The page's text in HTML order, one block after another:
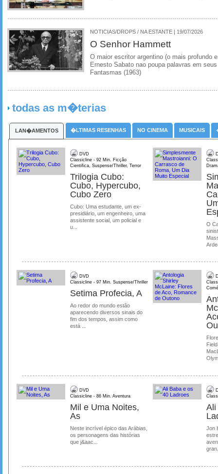
NOTICIAS/DROPS / NA ESTANTE | 19/07/2026
O Senhor Hammett
O maior escritor argentino (o mais profundo
Ernesto Sabato nao poupa palavras em
Fantasmas (1963)
todas as m�terias
LAN�AMENTOS �LTIMAS RESENHAS NO CINEMA MUSICAIS
DVD
Classicline - 92 Min. Ficção
Cientifica, Suspense/Thriller, Terror
Trilogia Cubo:
Cubo, Hypercubo,
Cubo Zero
Cubo: Uma estudante, um ex-
presidiário, um engenheiro, uma
assistente social, um policial e
u...
O
DVD
Classicline - 97 Min. Suspense/Thriller
Setima Profecia, A
Ao redor do mundo estão
aparecendo diversos sinais do
fim dos tempos, assim como
está ...
DVD
Classicline - 86 Min. Aventura
Mil e Uma Noites,
As
Neste incrível épico das Arábias,
os personagens das histórias
que j&aac...
Ali
Jon